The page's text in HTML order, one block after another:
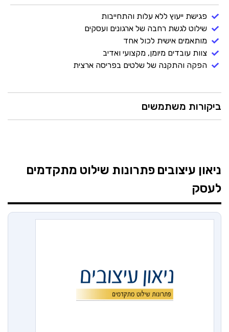
פגישת ייעוץ ללא עלות והתחייבות
שילוט לגשת רחבה של ארגונים ועסקים
מותאמים אישית לכול אחד
צוות עובדים מיומן, מקצועי ואדיב
הפקה והתקנה של שלטים בפריסה ארצית
ביקורות משתמשים
ניאון עיצובים פתרונות שילוט מתקדמים
לעסק